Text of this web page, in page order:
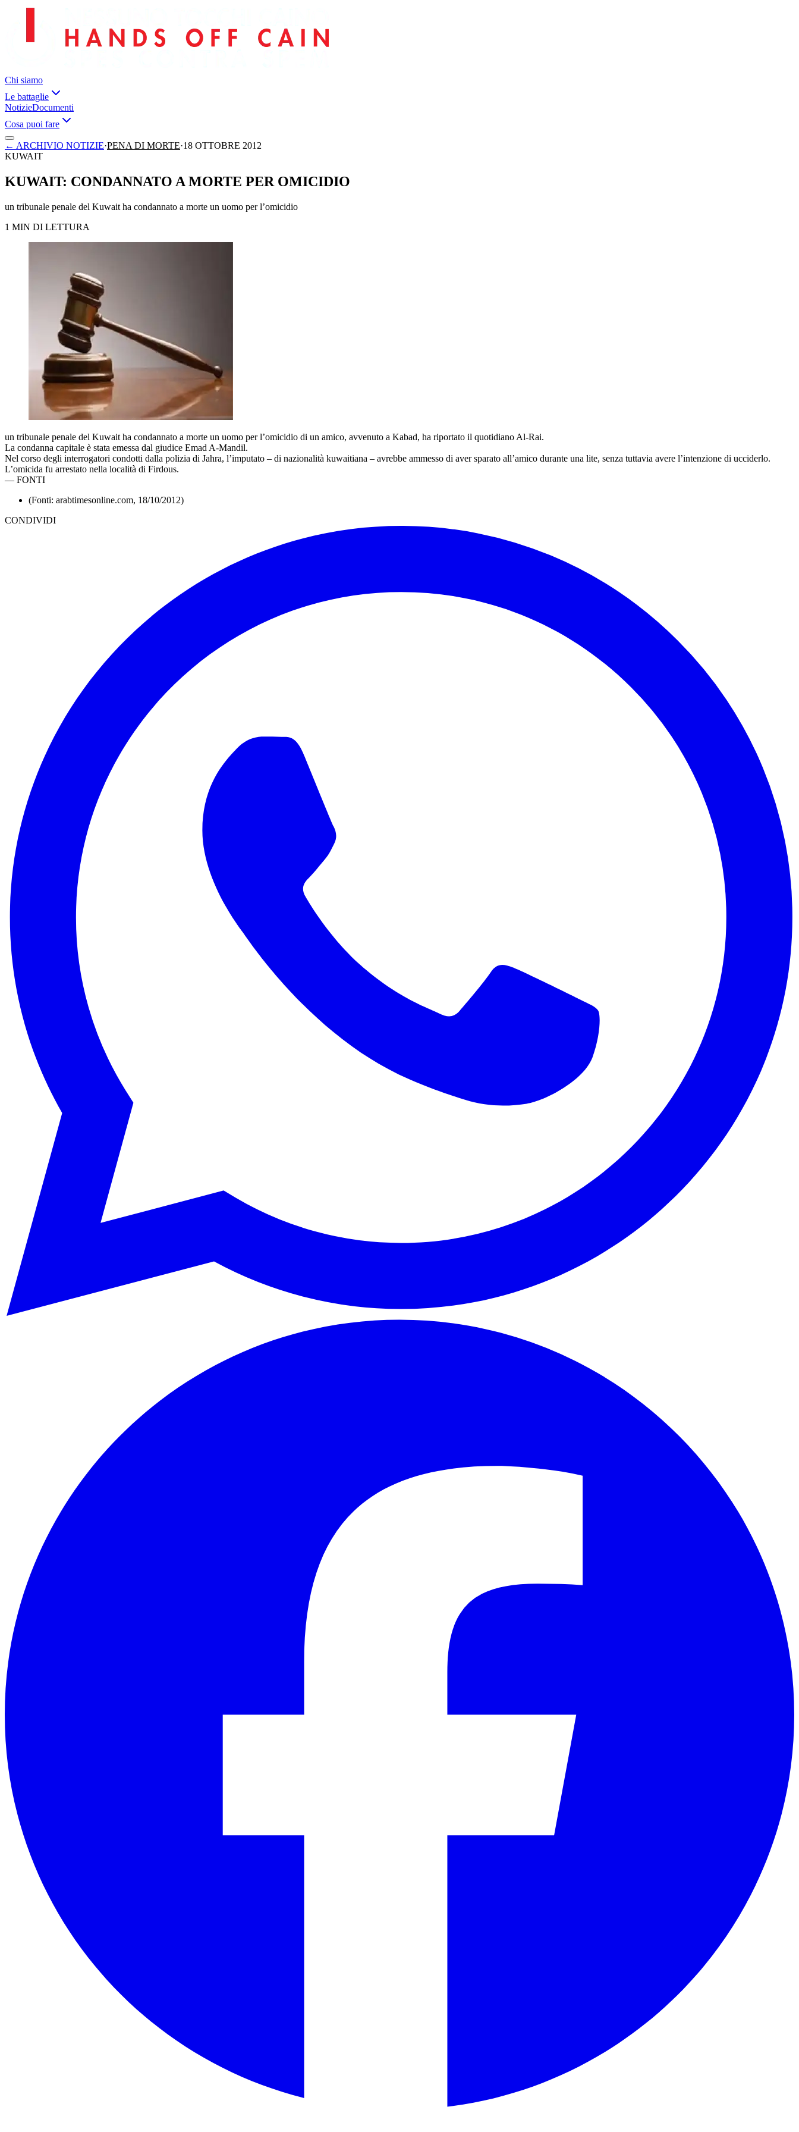
Chi siamo
Le battaglie
NotizieDocumenti
Cosa puoi fare
← ARCHIVIO NOTIZIE·PENA DI MORTE·18 OTTOBRE 2012
KUWAIT
KUWAIT: CONDANNATO A MORTE PER OMICIDIO
un tribunale penale del Kuwait ha condannato a morte un uomo per l’omicidio
1 MIN DI LETTURA
un tribunale penale del Kuwait ha condannato a morte un uomo per l’omicidio di un amico, avvenuto a Kabad, ha riportato il quotidiano Al-Rai.
La condanna capitale è stata emessa dal giudice Emad A-Mandil.
Nel corso degli interrogatori condotti dalla polizia di Jahra, l’imputato – di nazionalità kuwaitiana – avrebbe ammesso di aver sparato all’amico durante una lite, senza tuttavia avere l’intenzione di ucciderlo.
L’omicida fu arrestato nella località di Firdous.
— FONTI
(Fonti: arabtimesonline.com, 18/10/2012)
CONDIVIDI